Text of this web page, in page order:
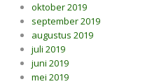
oktober 2019
september 2019
augustus 2019
juli 2019
juni 2019
mei 2019